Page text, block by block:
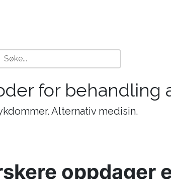
for behandling
Alternativ medisin.
oppdager